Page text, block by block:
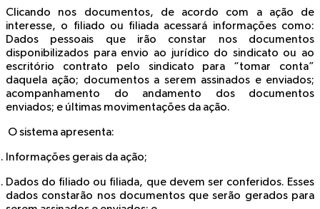
Clicando nos documentos, de acordo com a ação de
interesse, o filiado ou filiada acessará informações como:
Dados pessoais que irão constar nos documentos
disponibilizados para envio ao jurídico do sindicato ou ao
escritório contrato pelo sindicato para “tomar conta”
daquela ação; documentos a serem assinados e enviados;
acompanhamento do andamento dos documentos
enviados; e últimas movimentações da ação.
O sistema apresenta:
Informações gerais da ação;
Dados do filiado ou filiada, que devem ser conferidos. Esses
dados constarão nos documentos que serão gerados para